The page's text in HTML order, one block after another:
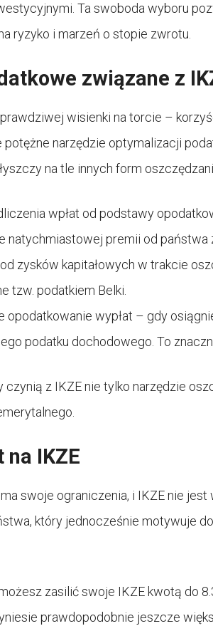
Ta swoboda wyboru
ryzyko i marzeń o stopie zwrotu.
związane z
wisienki na torcie –
potężne narzędzie optymalizacji
na tle innych form
wpłat od podstawy
natychmiastowej premii od państwa
zysków kapitałowych w trakcie
tzw. podatkiem Belki.
opodatkowanie wypłat – gdy
podatku dochodowego. To
czynią z IKZE nie tylko narzędzie
na IKZE
swoje ograniczenia, i IKZE nie
który jednocześnie motywuje
zasilić swoje IKZE kwotą do
prawdopodobnie jeszcze